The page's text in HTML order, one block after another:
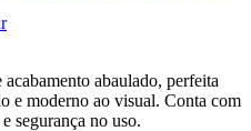
abaulado, perfeita
e moderno ao visual. Conta com
segurança no uso.